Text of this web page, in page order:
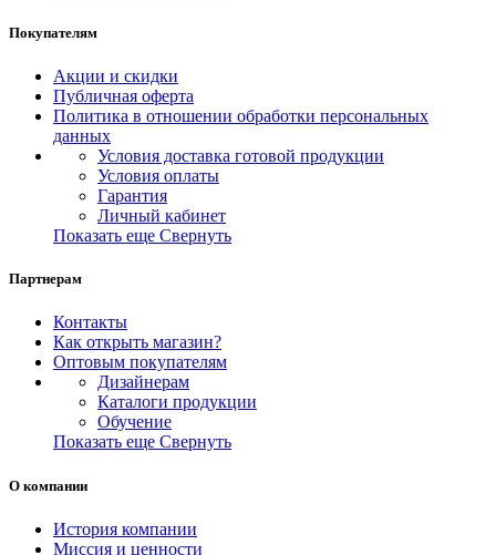
Покупателям
Акции и скидки
Публичная оферта
Политика в отношении обработки персональных
данных
Условия доставка готовой продукции
Условия оплаты
Гарантия
Личный кабинет
Показать еще Свернуть
Партнерам
Контакты
Как открыть магазин?
Оптовым покупателям
Дизайнерам
Каталоги продукции
Обучение
Показать еще Свернуть
О компании
История компании
Миссия и ценности